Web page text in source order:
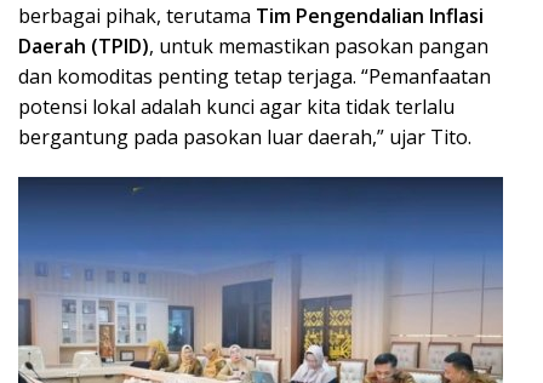
berbagai pihak, terutama Tim Pengendalian Inflasi
Daerah (TPID), untuk memastikan pasokan pangan
dan komoditas penting tetap terjaga. “Pemanfaatan
potensi lokal adalah kunci agar kita tidak terlalu
bergantung pada pasokan luar daerah,” ujar Tito.